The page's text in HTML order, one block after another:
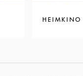
HEIMKINO